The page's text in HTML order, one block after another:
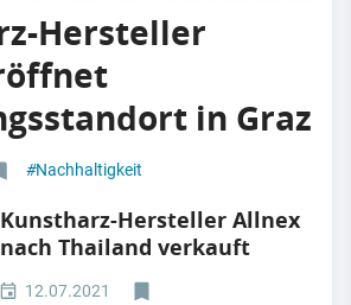
Hersteller
in Graz
#Nachhaltigkeit
Kunstharz-Hersteller Allnex
nach Thailand verkauft
12.07.2021